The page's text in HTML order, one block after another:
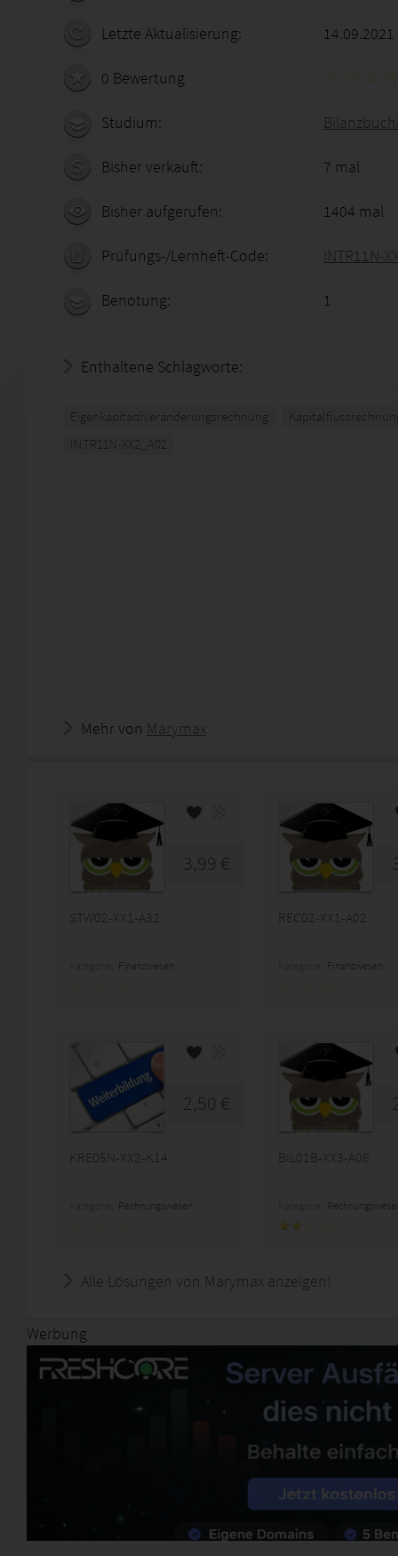
Letzte Aktualisierung: 14.09.2021
0 Bewertung
Studium:
Bisher verkauft: 7 mal
Bisher aufgerufen: 1404 mal
Prüfungs-/Lernheft-Code: INTR11N-
Benotung: 1
Enthaltene Schlagworte:
Eigenkapitaqlveränderungsrechnung
INTR11N-XX2_A02
Mehr von Marymax
3,99 €
STW02-XX1-A32
Finanzwesen
REC02-XX1-A02
Finanzwesen
2,50 €
KRE05N-XX2-K14
Rechnungswesen
BIL01B-XX3-A06
Alle Lösungen von Marymax anzeigen!
Werbung